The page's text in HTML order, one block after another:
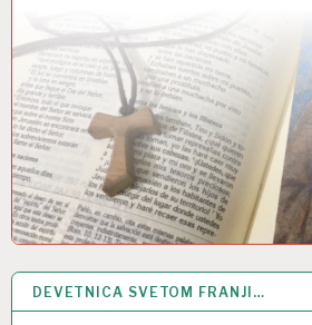
DEVETNICA SVETOM FRANJI…
27 RUJ 2022